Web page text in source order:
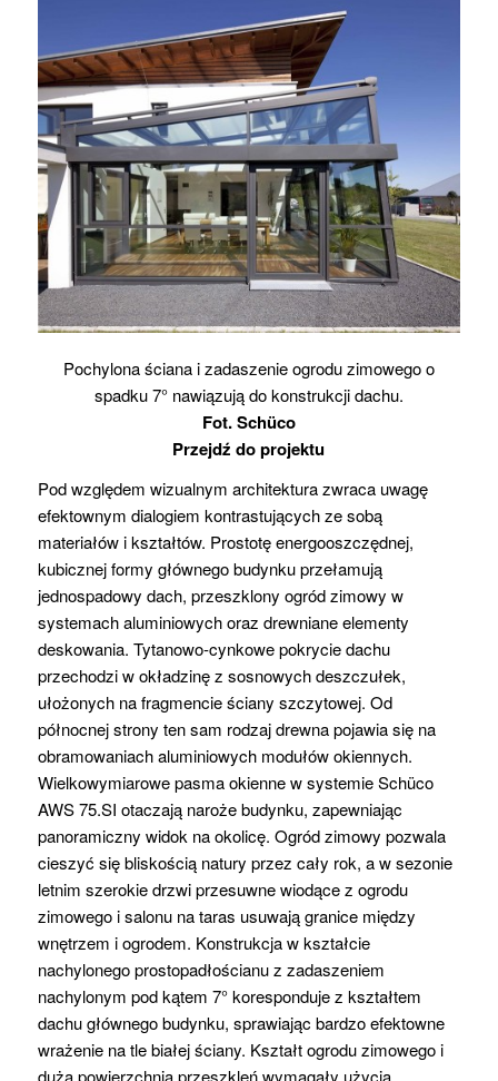
Pochylona ściana i zadaszenie ogrodu zimowego o
spadku 7° nawiązują do konstrukcji dachu.
Fot. Schüco
Przejdź do projektu
Pod względem wizualnym architektura zwraca uwagę
efektownym dialogiem kontrastujących ze sobą
materiałów i kształtów. Prostotę energooszczędnej,
kubicznej formy głównego budynku przełamują
jednospadowy dach, przeszklony ogród zimowy w
systemach aluminiowych oraz drewniane elementy
deskowania. Tytanowo-cynkowe pokrycie dachu
przechodzi w okładzinę z sosnowych deszczułek,
ułożonych na fragmencie ściany szczytowej. Od
północnej strony ten sam rodzaj drewna pojawia się na
obramowaniach aluminiowych modułów okiennych.
Wielkowymiarowe pasma okienne w systemie Schüco
AWS 75.SI otaczają naroże budynku, zapewniając
panoramiczny widok na okolicę. Ogród zimowy pozwala
cieszyć się bliskością natury przez cały rok, a w sezonie
letnim szerokie drzwi przesuwne wiodące z ogrodu
zimowego i salonu na taras usuwają granice między
wnętrzem i ogrodem. Konstrukcja w kształcie
nachylonego prostopadłościanu z zadaszeniem
nachylonym pod kątem 7° koresponduje z kształtem
dachu głównego budynku, sprawiając bardzo efektowne
wrażenie na tle białej ściany. Kształt ogrodu zimowego i